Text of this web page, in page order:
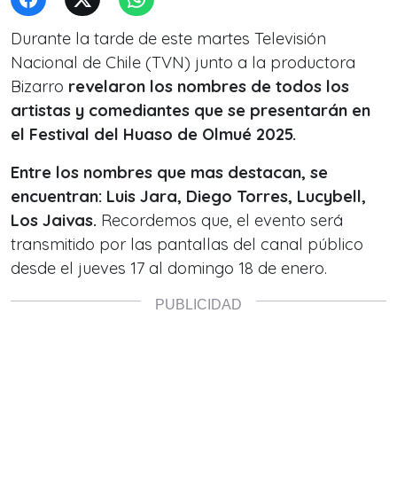
Durante la tarde de este martes Televisión
Nacional de Chile (TVN) junto a la productora
Bizarro revelaron los nombres de todos los
artistas y comediantes que se presentarán en
el Festival del Huaso de Olmué 2025.
Entre los nombres que mas destacan, se
encuentran: Luis Jara, Diego Torres, Lucybell,
Los Jaivas. Recordemos que, el evento será
transmitido por las pantallas del canal público
desde el jueves 17 al domingo 18 de enero.